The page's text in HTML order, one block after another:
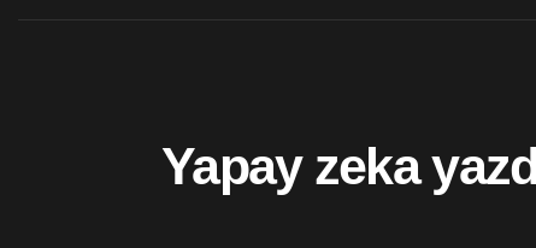
Yapay zeka